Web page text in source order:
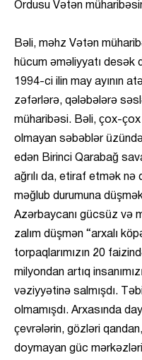
Ordusu Vətən
Bəli, məhz Vətən
hücum əməliyyatı desək
1994-ci ilin may ayının
zəfərlərə, qələbələrə
müharibəsi. Bəli, çox-çox
olmayan səbəblər
edən Birinci Qarabağ
ağrılı da, etiraf etmək
məğlub durumuna
Azərbaycanı gücsüz və
zalım düşmən “arxalı
torpaqlarımızın 20
milyondan artıq
vəziyyətinə salmışdı.
olmamışdı. Arxasında
çevrələrin, gözləri
doymayan güc